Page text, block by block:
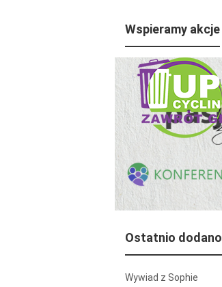
Wspieramy akcje
Ostatnio dodano
Wywiad z Sophie